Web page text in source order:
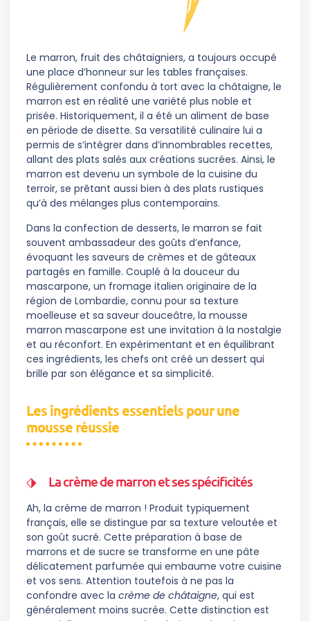
Le marron, fruit des châtaigniers, a toujours occupé
une place d’honneur sur les tables françaises.
Régulièrement confondu à tort avec la châtaigne, le
marron est en réalité une variété plus noble et
prisée. Historiquement, il a été un aliment de base
en période de disette. Sa versatilité culinaire lui a
permis de s’intégrer dans d’innombrables recettes,
allant des plats salés aux créations sucrées. Ainsi, le
marron est devenu un symbole de la cuisine du
terroir, se prêtant aussi bien à des plats rustiques
qu’à des mélanges plus contemporains.
Dans la confection de desserts, le marron se fait
souvent ambassadeur des goûts d’enfance,
évoquant les saveurs de crèmes et de gâteaux
partagés en famille. Couplé à la douceur du
mascarpone, un fromage italien originaire de la
région de Lombardie, connu pour sa texture
moelleuse et sa saveur douceâtre, la mousse
marron mascarpone est une invitation à la nostalgie
et au réconfort. En expérimentant et en équilibrant
ces ingrédients, les chefs ont créé un dessert qui
brille par son élégance et sa simplicité.
Les ingrédients essentiels pour une
mousse réussie
La crème de marron et ses spécificités
Ah, la crème de marron ! Produit typiquement
français, elle se distingue par sa texture veloutée et
son goût sucré. Cette préparation à base de
marrons et de sucre se transforme en une pâte
délicatement parfumée qui embaume votre cuisine
et vos sens. Attention toutefois à ne pas la
confondre avec la crème de châtaigne, qui est
généralement moins sucrée. Cette distinction est